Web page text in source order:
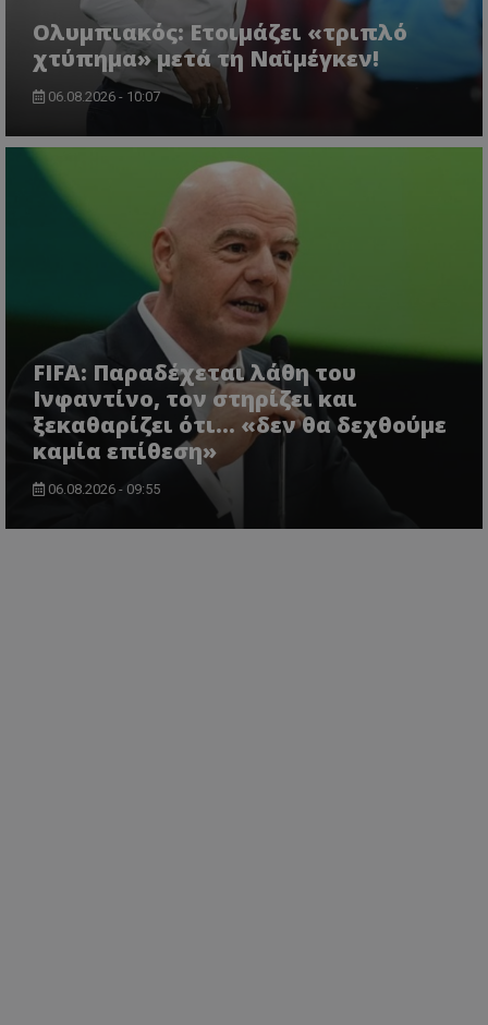
Ολυμπιακός: Ετοιμάζει «τριπλό
χτύπημα» μετά τη Ναϊμέγκεν!
06.08.2026 - 10:07
FIFA: Παραδέχεται λάθη του
Ινφαντίνο, τον στηρίζει και
ξεκαθαρίζει ότι... «δεν θα δεχθούμε
καμία επίθεση»
06.08.2026 - 09:55